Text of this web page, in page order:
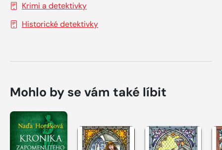
Krimi a detektivky
Historické detektivky
Mohlo by se vám také líbit